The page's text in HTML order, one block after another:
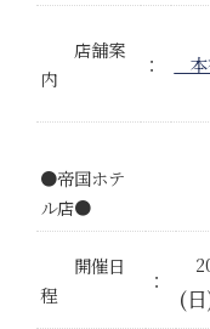
店舗案
内
： 本
●帝国ホテ
ル店●
開催日
程
：
(